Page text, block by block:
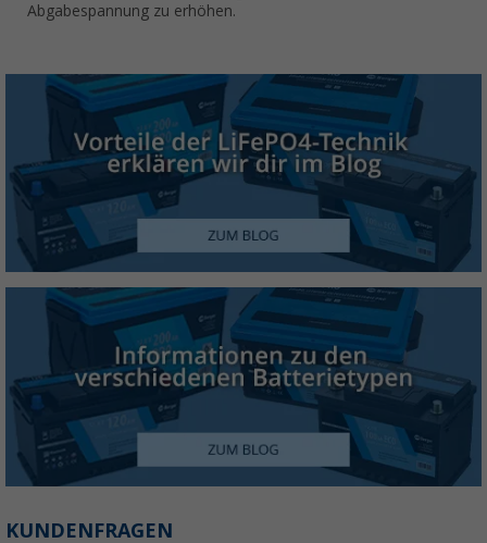
Abgabespannung zu erhöhen.
KUNDENFRAGEN